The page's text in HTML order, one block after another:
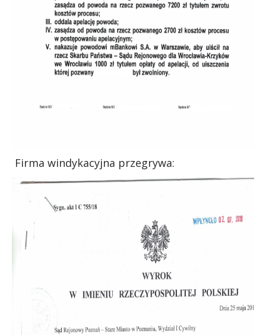
Firma windykacyjna przegrywa: